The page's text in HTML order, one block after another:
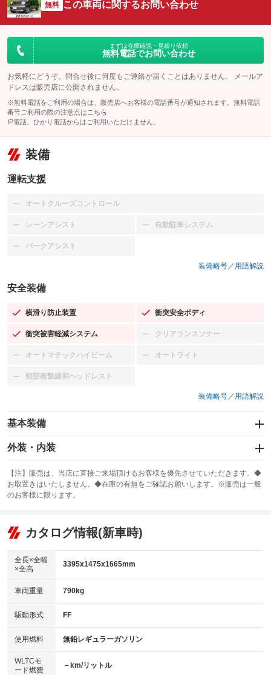
無料 この車両に関するお問い合わせ
まずは在庫確認・見積り依頼
無料電話でお問い合わせ
お気軽にどうぞ。問合せ後に何度もご連絡が届くことはありません。 メールア
ドレスは販売店に公開されません。
※無料電話をご利用の場合は、販売店へお客様の電話番号が通知されます。無料電話
番号ご利用の際の注意点は こちら
IP電話、ひかり電話からはご利用いただけません。
装備
運転支援
オートクルーズコントロール
：装備なし
レーンアシスト
：装備なし 自動駐車システム
：装備なし
パークアシスト
：装備なし
装備略号／用語解説
安全装備
横滑り防止装置
：装備あり 衝突安全ボディ
：装備あり
衝突被害軽減システム
：装備あり クリアランスソナー
：装備なし
オートマチックハイビーム
：装備なし オートライト
：装備なし
頸部衝撃緩和ヘッドレスト
：装備なし
装備略号／用語解説
基本装備
エアバッグ：運転席/助手席
：装備あり
：装備なし
サンルーフ
：装備なし ABS
リフトアップ
：装備なし
：装備なし
パワーウィンドウ
アイドリングストップ
：装備あり
USB入力端子
：装備なし
100V電源
：装備なし
センターデフロック
：装備なし
外装・内装
カーナビ：メモリーナビ他
：装備あり
TV：フルセグ
：装備あり
ビジュアル：-／DVD再生
：装備あり
：装備なし
革シート
キーレス
HID(キセノンライト)
：装備なし
バックカメラ
：装備あり
エアロ
：装備なし
【注】販売は、当店に直接ご来場頂けるお客様を優先させていただきます。◆
お取置きはいたしません。◆在庫の有無をご確認お願いします。※販売は一般
のお客様に限ります。
カタログ情報(新車時)
全長×全幅
×全高
3395x1475x1665mm
車両重量 790kg
駆動形式 FF
使用燃料 無鉛レギュラーガソリン
WLTCモ
ード燃費
－km/リットル